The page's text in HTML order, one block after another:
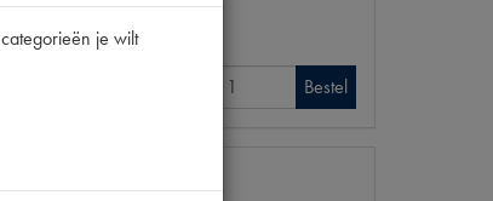
Bestel
je wilt